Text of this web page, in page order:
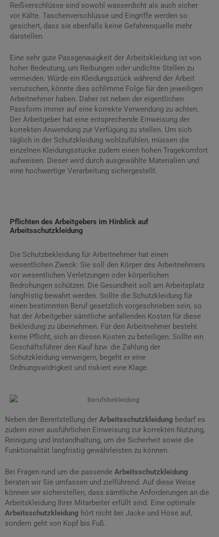
Reißverschlüsse sind sowohl wasserdicht als auch sicher
vor Kälte. Taschenverschlüsse und Eingriffe werden so
gesichert, dass sie ebenfalls keine Gefahrenquelle mehr
darstellen.
Eine sehr gute Passgenauigkeit der Arbeitskleidung ist von
hoher Bedeutung, um Reibungen oder undichte Stellen zu
vermeiden. Würde ein Kleidungsstück während der Arbeit
verrutschen, könnte dies schlimme Folge für den jeweiligen
Arbeitnehmer haben. Daher ist neben der eigentlichen
Passform immer auf eine korrekte Verwendung zu achten.
Der Arbeitgeber hat eine entsprechende Einweisung der
korrekten Anwendung zur Verfügung zu stellen. Um sich
täglich in der Schutzkleidung wohlzufühlen, müssen die
einzelnen Kleidungsstücke zudem einen hohen Tragekomfort
aufweisen. Dieser wird durch ausgewählte Materialien und
eine hochwertige Verarbeitung sichergestellt.
Pflichten des Arbeitgebers im Hinblick auf
Arbeitsschutzkleidung
Die Schutzbekleidung für Arbeitnehmer hat einen
wesentlichen Zweck: Sie soll den Körper des Arbeitnehmers
vor wesentlichen Verletzungen oder körperlichen
Bedrohungen schützen. Die Gesundheit soll am Arbeitsplatz
langfristig bewahrt werden. Sollte die Schutzkleidung für
einen bestimmten Beruf gesetzlich vorgeschrieben sein, so
hat der Arbeitgeber sämtliche anfallenden Kosten für diese
Bekleidung zu übernehmen. Für den Arbeitnehmer besteht
keine Pflicht, sich an diesen Kosten zu beteiligen. Sollte ein
Geschäftsführer den Kauf bzw. die Zahlung der
Schutzkleidung verweigern, begeht er eine
Ordnungswidrigkeit und riskiert eine Klage.
Neben der Bereitstellung der Arbeitsschutzkleidung bedarf es
zudem einer ausführlichen Einweisung zur korrekten Nutzung,
Reinigung und Instandhaltung, um die Sicherheit sowie die
Funktionalität langfristig gewährleisten zu können.
Bei Fragen rund um die passende Arbeitsschutzkleidung
beraten wir Sie umfassen und zielführend. Auf diese Weise
können wir sicherstellen, dass sämtliche Anforderungen an die
Arbeitskleidung Ihrer Mitarbeiter erfüllt sind. Eine optimale
Arbeitsschutzkleidung hört nicht bei Jacke und Hose auf,
sondern geht von Kopf bis Fuß.